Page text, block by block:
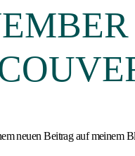
neuen Beitrag auf meinem